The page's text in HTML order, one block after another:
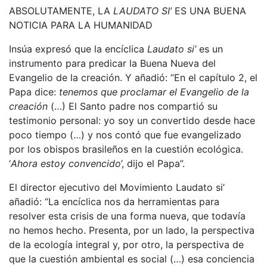
ABSOLUTAMENTE, LA LAUDATO SI’ES UNA BUENA
NOTICIA PARA LA HUMANIDAD
Insúa expresó que la encíclica Laudato si’es un
instrumento para predicar la Buena Nueva del
Evangelio de la creación. Y añadió: “En el capítulo 2, el
Papa dice: tenemos que proclamar el Evangelio de la
creación (…) El Santo padre nos compartió su
testimonio personal: yo soy un convertido desde hace
poco tiempo (…) y nos contó que fue evangelizado
por los obispos brasileños en la cuestión ecológica.
‘Ahora estoy convencido’, dijo el Papa”.
El director ejecutivo del Movimiento Laudato si’
añadió: “La encíclica nos da herramientas para
resolver esta crisis de una forma nueva, que todavía
no hemos hecho. Presenta, por un lado, la perspectiva
de la ecología integral y, por otro, la perspectiva de
que la cuestión ambiental es social (…) esa conciencia